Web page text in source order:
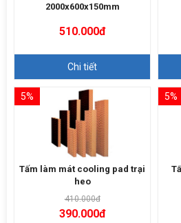
2000x600x150mm
510.000đ
Chi tiết
5%
Tấm làm mát cooling pad trại
heo
410.000đ
390.000đ
5%